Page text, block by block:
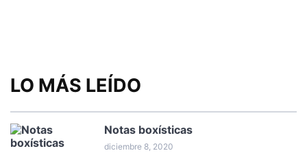
LO MÁS LEÍDO
Notas boxísticas
diciembre 8, 2020